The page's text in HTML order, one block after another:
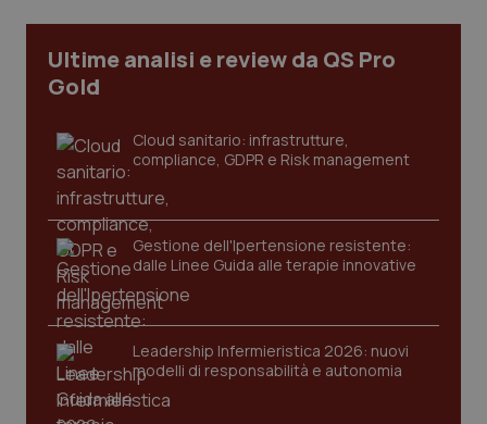
Ultime analisi e review da QS Pro
Gold
Cloud sanitario: infrastrutture,
compliance, GDPR e Risk management
Gestione dell'Ipertensione resistente:
dalle Linee Guida alle terapie innovative
Leadership Infermieristica 2026: nuovi
modelli di responsabilità e autonomia
Nome
Fornitore/Dominio
VISITOR_PRIVACY_METADATA
YouTube
.youtube.com
CookieScriptConsent